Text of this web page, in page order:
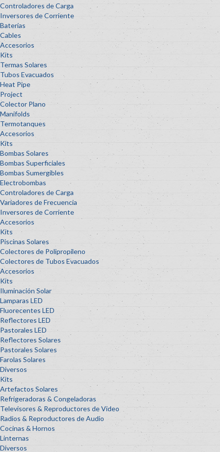
Controladores de Carga
Inversores de Corriente
Baterías
Cables
Accesorios
Kits
Termas Solares
Tubos Evacuados
Heat Pipe
Project
Colector Plano
Manifolds
Termotanques
Accesorios
Kits
Bombas Solares
Bombas Superficiales
Bombas Sumergibles
Electrobombas
Controladores de Carga
Variadores de Frecuencia
Inversores de Corriente
Accesorios
Kits
Piscinas Solares
Colectores de Polipropileno
Colectores de Tubos Evacuados
Accesorios
Kits
Iluminación Solar
Lamparas LED
Fluorecentes LED
Reflectores LED
Pastorales LED
Reflectores Solares
Pastorales Solares
Farolas Solares
Diversos
Kits
Artefactos Solares
Refrigeradoras & Congeladoras
Televisores & Reproductores de Video
Radios & Reproductores de Audio
Cocinas & Hornos
Linternas
Diversos